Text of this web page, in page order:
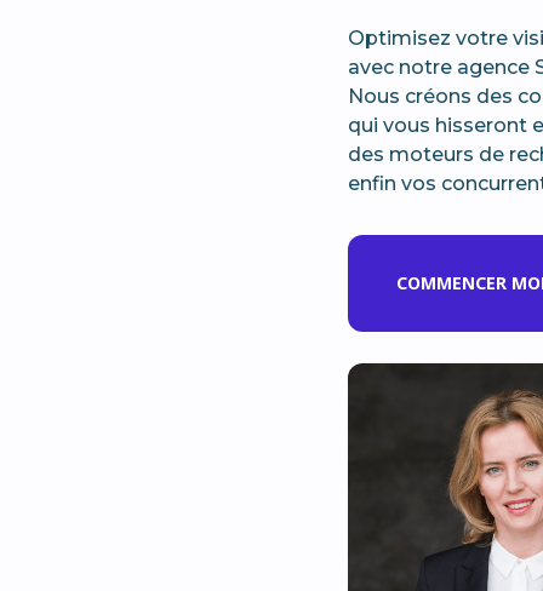
Optimisez votre
avec notre agence
Nous créons des
qui vous hisseront
des moteurs de
enfin vos
COMMENCER